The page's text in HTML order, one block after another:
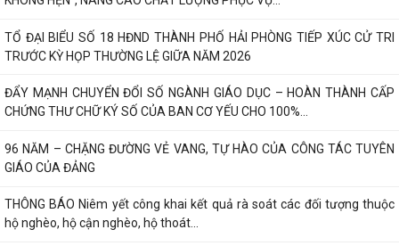
TỔ ĐẠI BIỂU SỐ 18 HĐND THÀNH PHỐ HẢI PHÒNG TIẾP XÚC CỬ TRI
TRƯỚC KỲ HỌP THƯỜNG LỆ GIỮA NĂM 2026
ĐẨY MẠNH CHUYỂN ĐỔI SỐ NGÀNH GIÁO DỤC – HOÀN THÀNH CẤP
CHỨNG THƯ CHỮ KÝ SỐ CỦA BAN CƠ YẾU CHO 100%...
96 NĂM – CHẶNG ĐƯỜNG VẺ VANG, TỰ HÀO CỦA CÔNG TÁC TUYÊN
GIÁO CỦA ĐẢNG
THÔNG BÁO Niêm yết công khai kết quả rà soát các đối tượng thuộc
hộ nghèo, hộ cận nghèo, hộ thoát...